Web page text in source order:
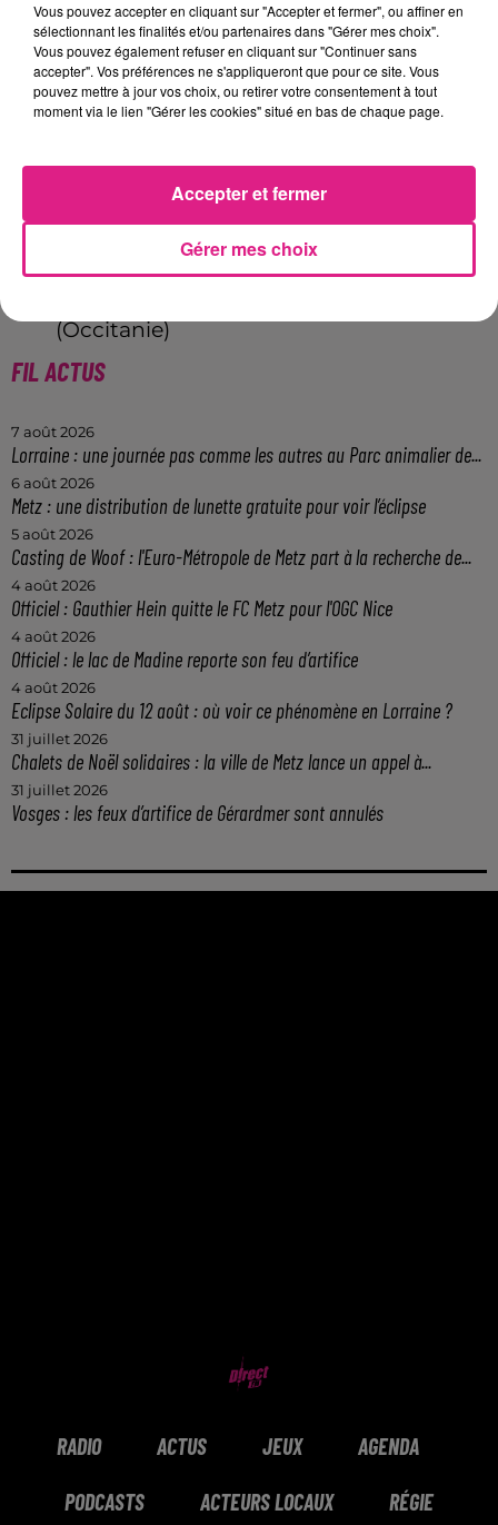
EPO en fanfare ! (Grand Est / Meurthe-
et-Moselle)
Cie Système Paprika « Le Kraken
Orchestra » (Grand Est / Haut-Rhin)
Cie Paris-Bénarès « les Vaches Sacrées »
(Pays de la Loire)
(Occitanie)
FIL ACTUS
7 août 2026
Lorraine : une journée pas comme les autres au Parc animalier de...
6 août 2026
Metz : une distribution de lunette gratuite pour voir l’éclipse
5 août 2026
Casting de Woof : l'Euro-Métropole de Metz part à la recherche de...
4 août 2026
Officiel : Gauthier Hein quitte le FC Metz pour l'OGC Nice
4 août 2026
Officiel : le lac de Madine reporte son feu d’artifice
4 août 2026
Eclipse Solaire du 12 août : où voir ce phénomène en Lorraine ?
31 juillet 2026
Chalets de Noël solidaires : la ville de Metz lance un appel à...
31 juillet 2026
Vosges : les feux d’artifice de Gérardmer sont annulés
RADIO ACTUS JEUX AGENDA
PODCASTS ACTEURS LOCAUX RÉGIE
Vous pouvez accepter en cliquant sur "Accepter et fermer", ou affiner en
sélectionnant les finalités et/ou partenaires dans "Gérer mes choix".
Vous pouvez également refuser en cliquant sur "Continuer sans
accepter". Vos préférences ne s'appliqueront que pour ce site. Vous
pouvez mettre à jour vos choix, ou retirer votre consentement à tout
moment via le lien "Gérer les cookies" situé en bas de chaque page.
Gérer mes choix
Accepter et fermer